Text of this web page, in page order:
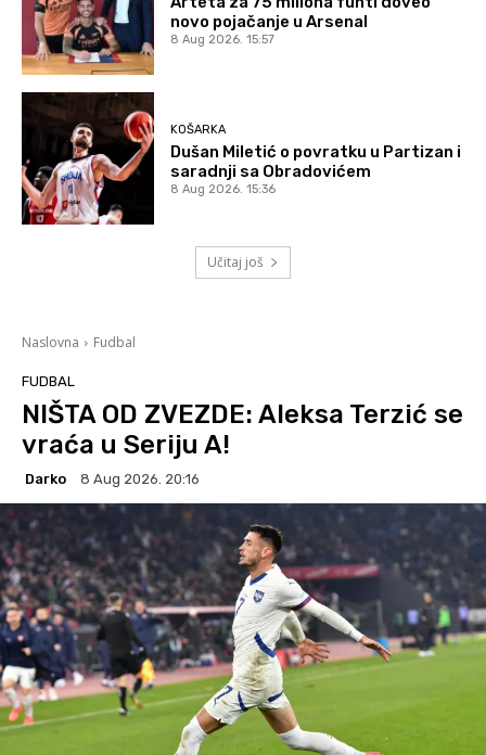
novo pojačanje u Arsenal
8 Aug 2026. 15:57
KOŠARKA
Dušan Miletić o povratku u Partizan i
saradnji sa Obradovićem
8 Aug 2026. 15:36
Učitaj još